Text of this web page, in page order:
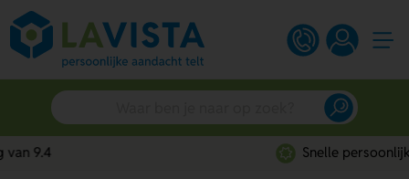
Snelle persoonlijke service